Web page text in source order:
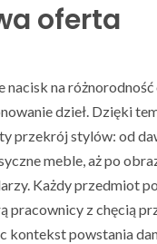
oferta
nacisk na
dzieł. Dzięki
przekrój stylów: od
meble, aż po
Każdy przedmiot
pracownicy z chęcią
kontekst powstania